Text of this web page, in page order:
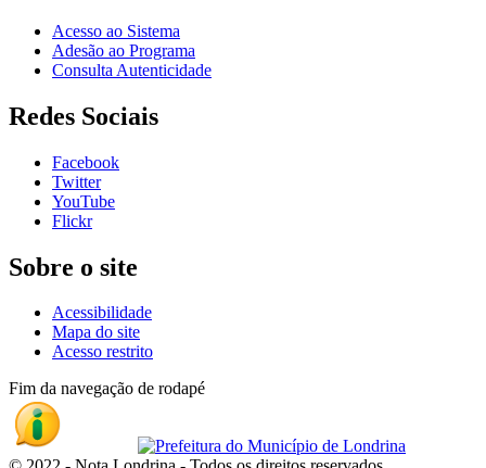
Acesso ao Sistema
Adesão ao Programa
Consulta Autenticidade
Redes Sociais
Facebook
Twitter
YouTube
Flickr
Sobre o site
Acessibilidade
Mapa do site
Acesso restrito
Fim da navegação de rodapé